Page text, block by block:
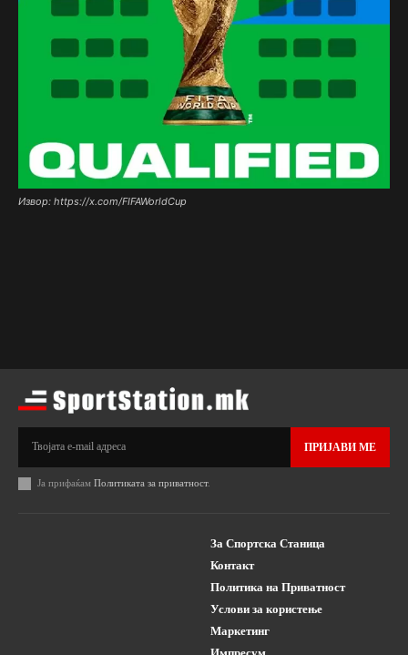
Извор: https://x.com/FIFAWorldCup
ПРИЈАВИ МЕ
Ја прифаќам Политиката за приватност.
За Спортска Станица
Контакт
Политика на Приватност
Услови за користење
Маркетинг